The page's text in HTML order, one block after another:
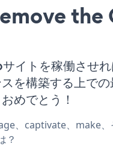
the
トを稼働させれ
を構築する上で
めでとう！
、captivate、make、
？